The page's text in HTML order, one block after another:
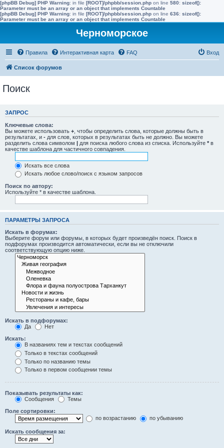
[phpBB Debug] PHP Warning: in file [ROOT]/phpbb/session.php on line 580: sizeof():
Parameter must be an array or an object that implements Countable
[phpBB Debug] PHP Warning: in file [ROOT]/phpbb/session.php on line 636: sizeof():
Parameter must be an array or an object that implements Countable
Черноморское
Правила Интерактивная карта FAQ Вход
Список форумов
Поиск
ЗАПРОС
Ключевые слова:
Вы можете использовать + , чтобы определить слова, которые должны быть в
результатах, и - для слов, которых в результатах быть не должно. Вы можете
разделить слова символом | для поиска любого слова из списка. Используйте * в
качестве шаблона для частичного совпадения.
Искать все слова
Искать любое слово/поиск с языком запросов
Поиск по автору:
Используйте * в качестве шаблона.
ПАРАМЕТРЫ ЗАПРОСА
Искать в форумах:
Выберите форум или форумы, в которых будет произведён поиск. Поиск в
подфорумах производится автоматически, если вы не отключили
соответствующую опцию ниже.
Искать в подфорумах:
Да
Нет
Искать:
В названиях тем и текстах сообщений
Только в текстах сообщений
Только по названию темы
Только в первом сообщении темы
Показывать результаты как:
Сообщения
Темы
Поле сортировки:
по возрастанию
по убыванию
Искать сообщения за: